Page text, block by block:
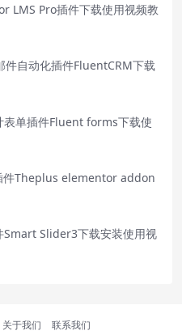
LMS Pro插件下载使用视频教
件自动化插件FluentCRM下载
表单插件Fluent forms下载使
件Theplus elementor addon
Smart Slider3下载安装使用视
关于我们 联系我们